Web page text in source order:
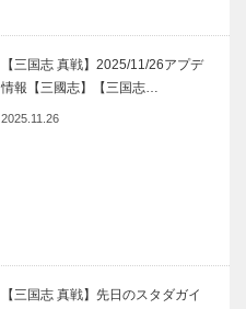
【三国志 真戦】2025/11/26アプデ
情報【三國志】【三国志…
2025.11.26
【三国志 真戦】先日のスタダガイ